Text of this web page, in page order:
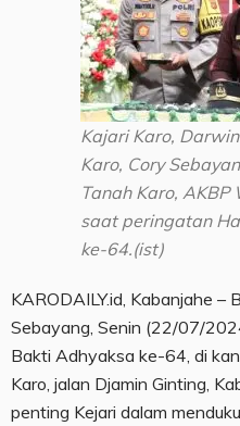
Kajari Karo,
Karo, Cory
Tanah Karo,
saat peringatan
ke-64.(ist)
KARODAILY.id, Kabanjahe –
Sebayang, Senin (22/07/
Bakti Adhyaksa ke-64, di
Karo, jalan Djamin Ginting,
penting Kejari dalam